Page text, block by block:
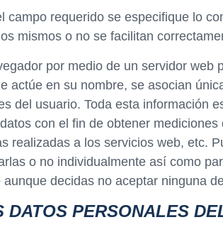
requerido se especifique lo
mismos o no se facilitan
por medio de un servidor web
en su nombre, se asocian
del usuario. Toda esta información
con el fin de obtener
realizadas a los servicios web, etc.
o no individualmente así como
decidas no aceptar ninguna
DATOS PERSONALES